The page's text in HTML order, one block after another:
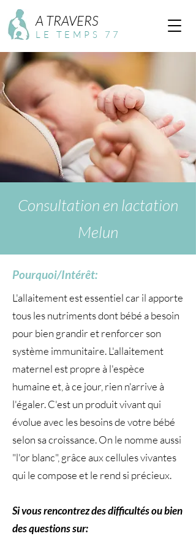
LE TEMPS 77
A TRAVERS
Consultation en lactation
Melun
Pourquoi/Intérêt:
L'allaitement est essentiel car il apporte
tous les nutriments dont bébé a besoin
pour bien grandir et renforcer son
système immunitaire. L'allaitement
maternel est propre à l'espèce
humaine et, à ce jour, rien n'arrive à
l'égaler. C'est un produit vivant qui
évolue avec les besoins de votre bébé
selon sa croissance. On le nomme aussi
"l'or blanc", grâce aux cellules vivantes
qui le compose et le rend si précieux.
Si vous rencontrez des difficultés ou bien
des questions sur: